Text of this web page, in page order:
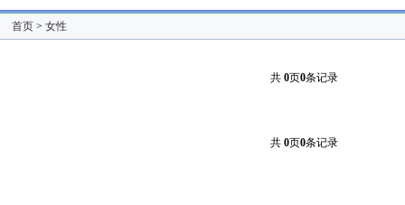
首页 > 女性
共 0页0条记录
共 0页0条记录